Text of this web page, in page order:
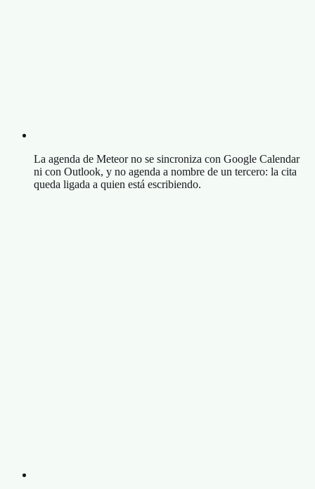
La agenda de Meteor no se sincroniza con Google Calendar
ni con Outlook, y no agenda a nombre de un tercero: la cita
queda ligada a quien está escribiendo.